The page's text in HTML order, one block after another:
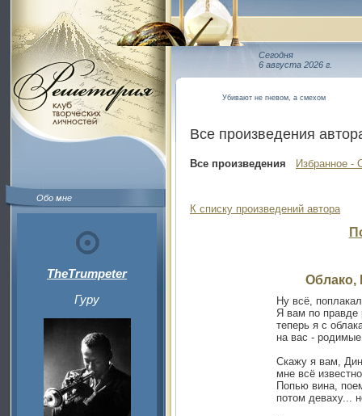
Обо мне
TheTrumpeter
Гуру
Сегодня
6 августа 2026 г.
Убивают не гневом, а смехом
Все произведения
Все произведения Избранное -
К списку произведений автора
Облако,
Ну всё,
Я вам по правде
теперь я с
на вас -
Скажу я вам,
мне всё
Попью вина,
потом деваху...